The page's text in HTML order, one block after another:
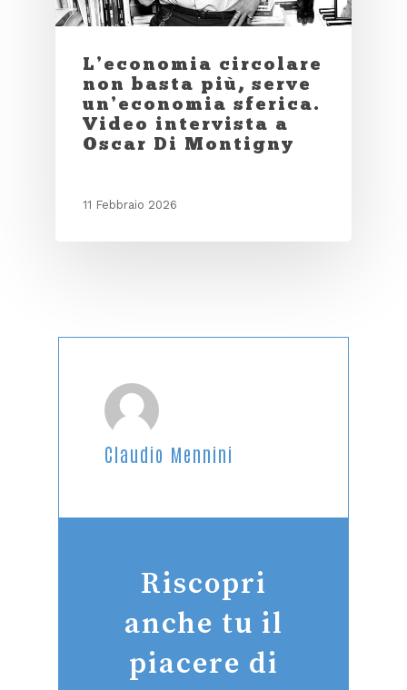
L’economia circolare
non basta più, serve
un’economia sferica.
Video intervista a
Oscar Di Montigny
11 Febbraio 2026
Claudio Mennini
Riscopri
anche tu il
piacere di